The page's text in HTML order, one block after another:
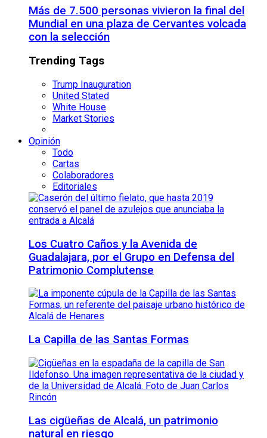
Más de 7.500 personas vivieron la final del
Mundial en una plaza de Cervantes volcada
con la selección
Trending Tags
Trump Inauguration
United Stated
White House
Market Stories
Opinión
Todo
Cartas
Colaboradores
Editoriales
Los Cuatro Caños y la Avenida de
Guadalajara, por el Grupo en Defensa del
Patrimonio Complutense
La Capilla de las Santas Formas
Las cigüeñas de Alcalá, un patrimonio
natural en riesgo